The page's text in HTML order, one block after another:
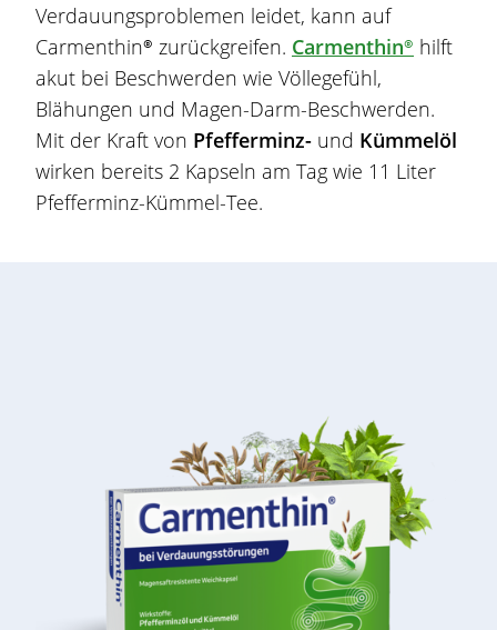
Verdauungsproblemen leidet, kann auf
Carmenthin® zurückgreifen. Carmenthin® hilft
akut bei Beschwerden wie Völlegefühl,
Blähungen und Magen-Darm-Beschwerden.
Mit der Kraft von Pfefferminz- und Kümmelöl
wirken bereits 2 Kapseln am Tag wie 11 Liter
Pfefferminz-Kümmel-Tee.